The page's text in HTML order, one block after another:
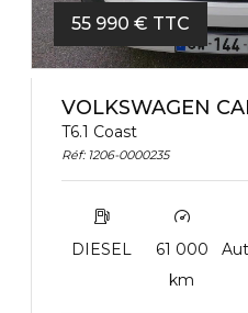
55 990 € TTC
VOLKSWAGEN
T6.1 Coast
Réf: 1206-0000235
DIESEL
61 000
km